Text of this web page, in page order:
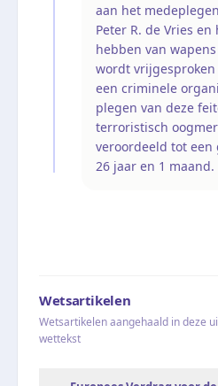
aan het
Peter R. de Vries
hebben van
wordt
een criminele
plegen van deze
terroristisch
veroordeeld tot een
26 jaar en 1 maand.
Wetsartikelen
Wetsartikelen aangehaald in deze
wettekst